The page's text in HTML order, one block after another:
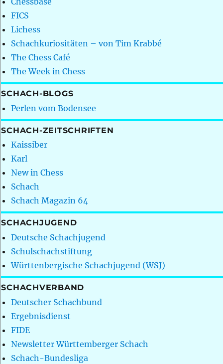
FICS
Lichess
Schachkuriositäten – von Tim Krabbé
The Chess Café
The Week in Chess
SCHACH-BLOGS
Perlen vom Bodensee
SCHACH-ZEITSCHRIFTEN
Kaissiber
Karl
New in Chess
Schach
Schach Magazin 64
SCHACHJUGEND
Deutsche Schachjugend
Schulschachstiftung
Württenbergische Schachjugend (WSJ)
SCHACHVERBAND
Deutscher Schachbund
Ergebnisdienst
FIDE
Newsletter Württemberger Schach
Schach-Bundesliga